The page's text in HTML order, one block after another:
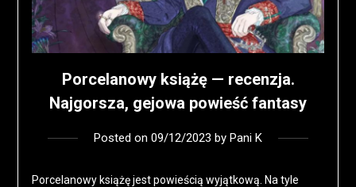
Porcelanowy książę — recenzja.
Najgorsza, gejowa powieść fantasy
Posted on 09/12/2023 by Pani K
Porcelanowy książę jest powieścią wyjątkową. Na tyle